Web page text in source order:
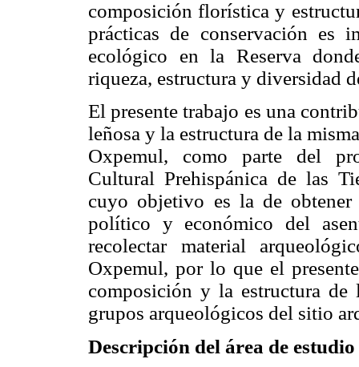
composición florística y
prácticas de conservación es
ecológico en la Reserva
riqueza, estructura y diversidad
El presente trabajo es una
leñosa y la estructura de la
Oxpemul, como parte del
Cultural Prehispánica de las
cuyo objetivo es la de
político y económico del
recolectar material
Oxpemul, por lo que el
composición y la estructura de
grupos arqueológicos del sitio
Descripción del área de estudio